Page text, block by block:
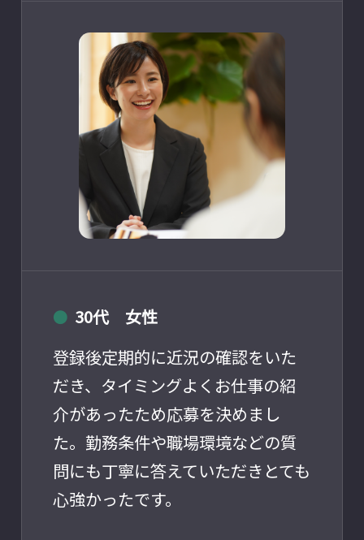
● 30代 女性
登録後定期的に近況の確認をいた
だき、タイミングよくお仕事の紹
介があったため応募を決めまし
た。勤務条件や職場環境などの質
問にも丁寧に答えていただきとても
心強かったです。